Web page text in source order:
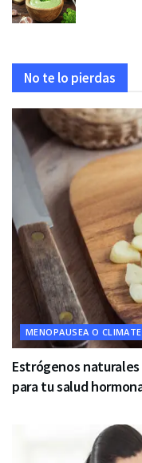
No te lo pierdas
MENOPAUSEA O
Estrógenos
para tu salud